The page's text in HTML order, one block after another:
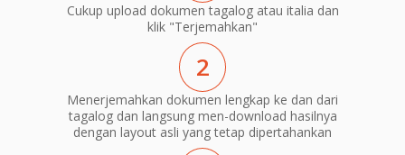
Cukup upload dokumen tagalog atau italia dan
klik "Terjemahkan"
2
Menerjemahkan dokumen lengkap ke dan dari
tagalog dan langsung men-download hasilnya
dengan layout asli yang tetap dipertahankan